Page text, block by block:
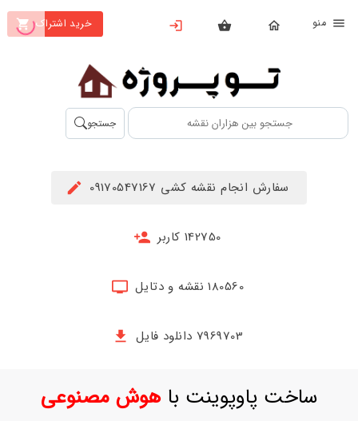
خرید اشتراک
بستن
محصولات
تهیه
اشتراک
حساب
جستجو
سفارش انجام نقشه کشی 09170547167
142750 کاربر
180560 نقشه و دتایل
7969703 دانلود فایل
ساخت پاوپوینت باهوش مصنوعی